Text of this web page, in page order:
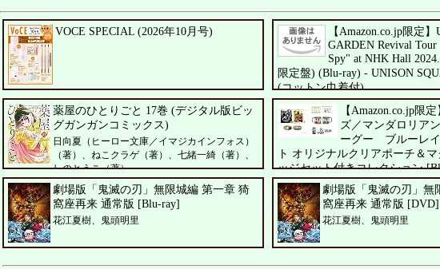
VOCE SPECIAL (2026年10月号)
【Amazon.co.jp限定
GARDEN Revival Tour
Spy" at NHK Hall
限定盤) (Blu-ray) - UNISON
(コットン巾着付)
UNISON SQUARE GARDEN
薬屋のひとりごと 17巻 (デジタル版ビッ
グガンガンコミックス)
日向夏（ヒーロー文庫／イマジカインフォス）
（著）、ねこクラゲ（著）、七緒一綺（著）、
しのとうこ（著）
【Amazon.co.jp限
ズ／マンダロリア
ーグー ブルーレ
ト オリジナルクリアポーチ＆
ッジセット付きコレクション
ペドロ・パスカル、シガーニー・ウ
ー・アレン・ホワイト
劇場版「鬼滅の刃」無限城編 第一章 猗
窩座再来 通常版 [Blu-ray]
花江夏樹、鬼頭明里
劇場版「鬼滅の刃」無
窩座再来 通常版 [DVD]
花江夏樹、鬼頭明里